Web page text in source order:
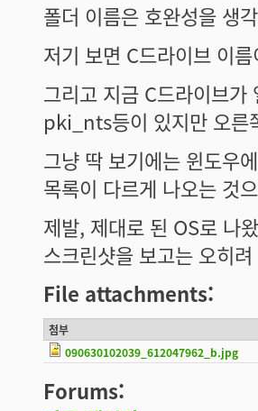
폴더 이름은 호완성을 생
저기 보면 C드라이브 이
그리고 지금 C드라이브
pki_nts등이 있지만 오른
그냥 딱 보기에는 윈도우
목록이 다르게 나오는 것
제발, 제대로 된 OS로 나
스크린샷을 보고는 오히
File attachments:
첨부
090630102039_612047962_b.jpg
Forums: